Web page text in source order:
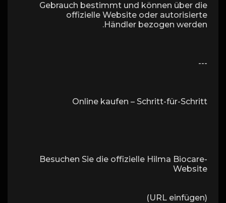
Gebrauch bestimmt und können über die
offizielle Website oder autorisierte
Händler bezogen werden.
---
Online kaufen – Schritt-für-Schritt
Besuchen Sie die offizielle Hilma Biocare-
Website
(URL einfügen)